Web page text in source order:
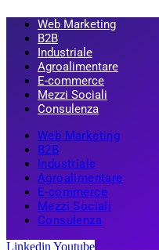
Web Marketing
B2B
Industriale
Agroalimentare
E-commerce
Mezzi Sociali
Consulenza
Web Marketing
B2B
Industriale
Agroalimentare
E-commerce
Mezzi Sociali
Consulenza
Linkedin Youtube